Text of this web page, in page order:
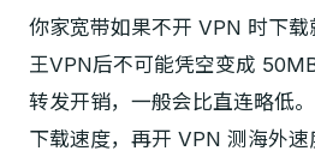
你家宽带如果不开 VPN 时下
王VPN后不可能凭空变成
转发开销，一般会比直连略低
下载速度，再开 VPN 测海外